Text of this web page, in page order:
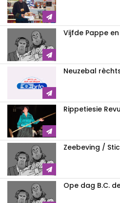
Vijfde Pappe
Neuzebal
Rippetiesie
Zeebeving /
Ope dag B.C.